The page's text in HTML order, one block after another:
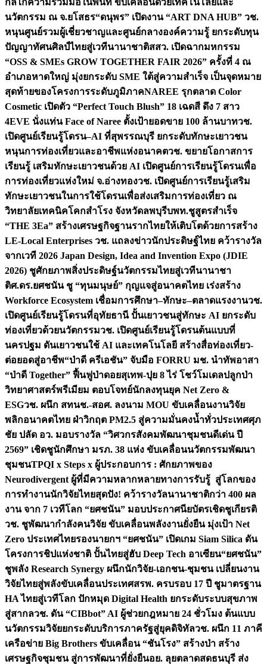
กลไกความร่วมมือในพื้นที่ ขับเคลื่อนด้วยเทคโนโลยีและ
นวัตกรรม ณ จ.ยโสธร“ดนุพร” เปิดงาน “ART DNA HUB” วช.
หนุนศูนย์รวมผู้เชี่ยวชาญและศูนย์กลางองค์ความรู้ ยกระดับทุน
ปัญญาทัศนศิลป์ไทยสู่เวทีนานาชาติสสว. เปิดฉากมหกรรม
“OSS & SMEs GROW TOGETHER FAIR 2026” ครั้งที่ 4 ณ
อำเภอหาดใหญ่ มุ่งยกระดับ SME ใต้สู่ความสำเร็จ เป็นจุดหมาย
สุดท้ายของโครงการระดับภูมิภาคNAREE รุกตลาด Color
Cosmetic เปิดตัว “Perfect Touch Blush” 18 เฉดสี ดึง 7 สาว
4EVE นั่งแท่น Face of Naree ตั้งเป้ายอดขาย 100 ล้านบาทวช.
เปิดศูนย์เรียนรู้โดรน–AI ที่สุพรรณบุรี ยกระดับทักษะเยาวชน
หนุนการท่องเที่ยวและอาชีพแห่งอนาคตวช. ขยายโอกาสการ
เรียนรู้ เสริมทักษะเยาวชนด้วย AI เปิดศูนย์การเรียนรู้โดรนเพื่อ
การท่องเที่ยวแห่งใหม่ จ.อ่างทองวช. เปิดศูนย์การเรียนรู้เสริม
ทักษะเยาวชนในการใช้โดรนเพื่อส่งเสริมการท่องเที่ยว ณ
วิทยาลัยเทคนิคโคกสำโรง จังหวัดลพบุรีบพท.ชูสูตรสำเร็จ
“THE 3Ea” สร้างเศรษฐกิจฐานรากไทยให้เติบโตด้วยการสร้าง
LE-Local Enterprises วช. แถลงข่าวนักประดิษฐ์ไทย คว้ารางวัล
จากเวที 2026 Japan Design, Idea and Invention Expo (JDIE
2026) ชูศักยภาพสิ่งประดิษฐ์นวัตกรรมไทยสู่เวทีนานาชา
ติศ.ดร.ยศชนัน ชู “ทุนมนุษย์” กุญแจสู่อนาคตไทย เร่งสร้าง
Workforce Ecosystem เชื่อมการศึกษา–ทักษะ–ตลาดแรงงานวช.
เปิดศูนย์เรียนรู้โดรนที่อุทัยธานี ปั้นเยาวชนสู่ทักษะ AI ยกระดับ
ท่องเที่ยวด้วยนวัตกรรมวช. เปิดศูนย์เรียนรู้โดรนต้นแบบที่
นครปฐม ดันเยาวชนใช้ AI และเทคโนโลยี สร้างสื่อท่องเที่ยว-
ต่อยอดสู่อาชีพ“ป่าดี ครีเอชัน” จับมือ FORRU มช. นำทัพอาสา
“ป่าดี Together” ฟื้นฟูป่าดอยสุเทพ-ปุย 8 ไร่ โชว์โมเดลปลูกป่า
วิทยาศาสตร์พรีเมียม ตอบโจทย์นักลงทุนยุค Net Zero &
ESGวช. ผนึก สทนช.-สอศ. ลงนาม MOU ขับเคลื่อนงานวิจัย
พลิกอนาคตไทย ฝ่าวิกฤต PM2.5 สู่ความมั่นคงน้ำทั่วประเทศศุภ
ชัย ปลัด อว. มอบรางวัล “วิศวกรสังคมพัฒนาชุมชนดีเด่น ปี
2569” เชิดชูนักศึกษา มรภ. 38 แห่ง ขับเคลื่อนนวัตกรรมพัฒนา
ชุมชนTPQI x Steps x ผู้ประกอบการ : ศักยภาพของ
Neurodivergent ผู้ที่มีความหลากหลายทางการรับรู้ สู่โลกของ
การทำงานนักวิจัยไทยสุดปัง! คว้ารางวัลนานาชาติกว่า 400 ผล
งาน จาก 7 เวทีโลก “ยศชนัน” มอบประกาศนียบัตรเชิดชูเกียรติ
วช. ชูพัฒนากำลังคนวิจัย ขับเคลื่อนพลังงานยั่งยืน มุ่งเป้า Net
Zero ประเทศไทยรองนายกฯ “ยศชนัน” เปิดเกม Siam Silica ดัน
โครงการชิปแห่งชาติ ปั้นไทยสู่ฮับ Deep Tech อาเซียน“ยศชนัน”
ชูพลัง Research Synergy ผนึกนักวิจัย-เอกชน-ชุมชน เปลี่ยนงาน
วิจัยไทยสู่พลังขับเคลื่อนประเทศสรพ. ครบรอบ 17 ปี ชูมาตรฐาน
HA ไทยสู่เวทีโลก ปักหมุด Digital Health ยกระดับระบบสุขภาพ
สู่สากลวช. ดัน “CIBbot” AI ผู้ช่วยกฎหมาย 24 ชั่วโมง ต้นแบบ
นวัตกรรมวิจัยยกระดับบริการภาครัฐสู่ยุคดิจิทัลวช. ผนึก 11 ภาคี
เครือข่าย Big Brothers ขับเคลื่อน “ชันโรง” สร้างป่า สร้าง
เศรษฐกิจชุมชน สู่การพัฒนาที่ยั่งยืนอย. ลุยตลาดสดธนบุรี ส่ง